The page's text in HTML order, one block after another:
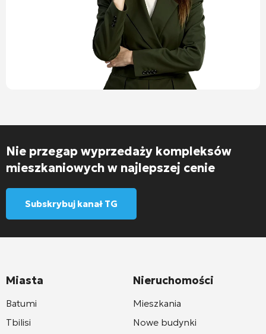
Nie przegap wyprzedaży kompleksów
mieszkaniowych w najlepszej cenie
Subskrybuj kanał TG
Miasta
Batumi
Tbilisi
Nieruchomości
Mieszkania
Nowe budynki